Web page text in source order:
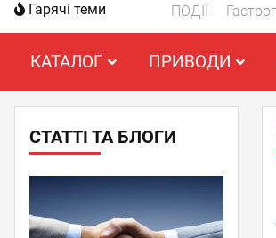
Гарячі теми ПОДІЇ
КАТАЛОГ ПРИВОДИ
СТАТТІ ТА БЛОГИ